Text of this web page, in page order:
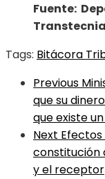
Fuente:
Transtecnia
Tags: Bitácora
Previous
que su
que existe
Next
constitución
y el receptor